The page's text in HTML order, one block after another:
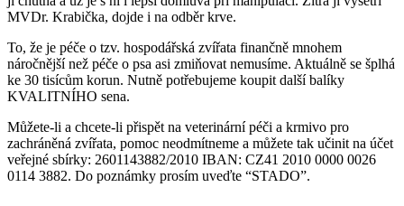
MVDr. Krabička, dojde i na odběr krve.
To, že je péče o tzv. hospodářská zvířata finančně mnohem
náročnější než péče o psa asi zmiňovat nemusíme. Aktuálně se šplhá
ke 30 tisícům korun. Nutně potřebujeme koupit další balíky
KVALITNÍHO sena.
Můžete-li a chcete-li přispět na veterinární péči a krmivo pro
zachráněná zvířata, pomoc neodmítneme a můžete tak učinit na účet
veřejné sbírky: 2601143882/2010 IBAN: CZ41 2010 0000 0026
0114 3882. Do poznámky prosím uveďte “STADO”.